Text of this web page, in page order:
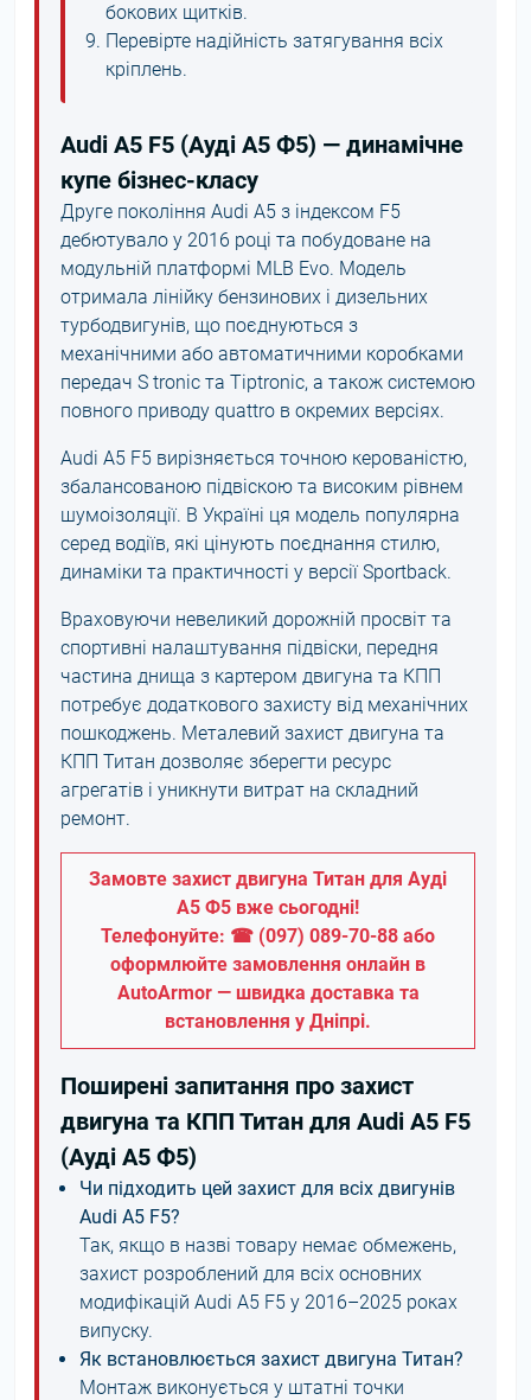
бокових щитків.
Перевірте надійність затягування всіх
кріплень.
Audi A5 F5 (Ауді А5 Ф5) — динамічне
купе бізнес-класу
Друге покоління Audi A5 з індексом F5
дебютувало у 2016 році та побудоване на
модульній платформі MLB Evo. Модель
отримала лінійку бензинових і дизельних
турбодвигунів, що поєднуються з
механічними або автоматичними коробками
передач S tronic та Tiptronic, а також системою
повного приводу quattro в окремих версіях.
Audi A5 F5 вирізняється точною керованістю,
збалансованою підвіскою та високим рівнем
шумоізоляції. В Україні ця модель популярна
серед водіїв, які цінують поєднання стилю,
динаміки та практичності у версії Sportback.
Враховуючи невеликий дорожній просвіт та
спортивні налаштування підвіски, передня
частина днища з картером двигуна та КПП
потребує додаткового захисту від механічних
пошкоджень. Металевий захист двигуна та
КПП Титан дозволяє зберегти ресурс
агрегатів і уникнути витрат на складний
ремонт.
Замовте захист двигуна Титан для Ауді
А5 Ф5 вже сьогодні!
Телефонуйте: ☎ (097) 089-70-88 або
оформлюйте замовлення онлайн в
AutoArmor — швидка доставка та
встановлення у Дніпрі.
Поширені запитання про захист
двигуна та КПП Титан для Audi A5 F5
(Ауді А5 Ф5)
Чи підходить цей захист для всіх двигунів
Audi A5 F5?
Так, якщо в назві товару немає обмежень,
захист розроблений для всіх основних
модифікацій Audi A5 F5 у 2016–2025 роках
випуску.
Як встановлюється захист двигуна Титан?
Монтаж виконується у штатні точки